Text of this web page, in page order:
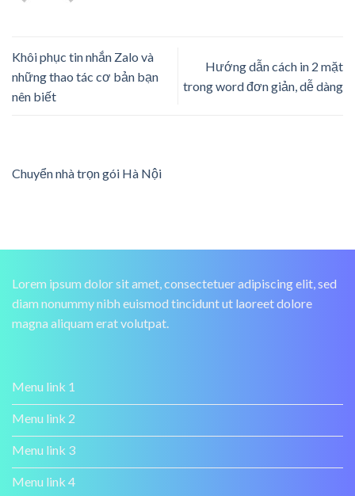
Khôi phục tin nhắn Zalo và
những thao tác cơ bản bạn
nên biết
Hướng dẫn cách in 2 mặt
trong word đơn giản, dễ dàng
Chuyển nhà trọn gói Hà Nội
Lorem ipsum dolor sit amet, consectetuer adipiscing elit, sed
diam nonummy nibh euismod tincidunt ut laoreet dolore
magna aliquam erat volutpat.
Menu link 1
Menu link 2
Menu link 3
Menu link 4